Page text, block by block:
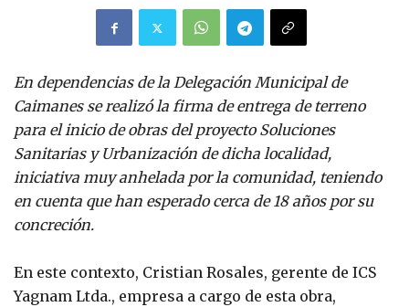
En dependencias de la Delegación Municipal de
Caimanes se realizó la firma de entrega de terreno
para el inicio de obras del proyecto Soluciones
Sanitarias y Urbanización de dicha localidad,
iniciativa muy anhelada por la comunidad, teniendo
en cuenta que han esperado cerca de 18 años por su
concreción.
En este contexto, Cristian Rosales, gerente de ICS
Yagnam Ltda., empresa a cargo de esta obra,